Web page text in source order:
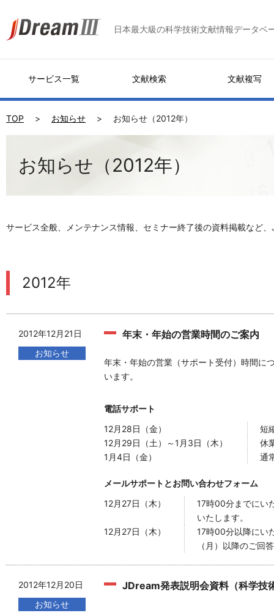
日本最大級の科学技術文献情報データベ
サービス一覧 文献検索 文献複写
TOP お知らせ お知らせ（2012年）
お知らせ（2012年）
サービス全般、メンテナンス情報、セミナー終了後の資料掲載など
2012年
2012年12月21日
お知らせ
年末・年始の営業時間のご案内
年末・年始の営業（サポート受付）時間に
います。
電話サポート
12月28日（金）
短
12月29日（土）～1月3日（木）
休
1月4日（金）
通
メールサポートとお問い合わせフォーム
12月27日（木）
17時00分までにい
いたします。
12月27日（木）
17時00分以降にい
（月）以降のご回
2012年12月20日
お知らせ
JDream発表説明会資料（科学技